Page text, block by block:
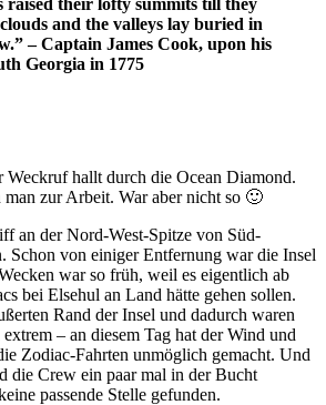
and the valleys lay buried in
– Captain James Cook, upon his
Georgia in 1775
Weckruf hallt durch die Ocean Diamond.
zur Arbeit. War aber nicht so 🙂
an der Nord-West-Spitze von Süd-
Schon von einiger Entfernung war die Insel
war so früh, weil es eigentlich ab
bei Elsehul an Land hätte gehen sollen.
Rand der Insel und dadurch waren
– an diesem Tag hat der Wind und
Zodiac-Fahrten unmöglich gemacht. Und
die Crew ein paar mal in der Bucht
passende Stelle gefunden.